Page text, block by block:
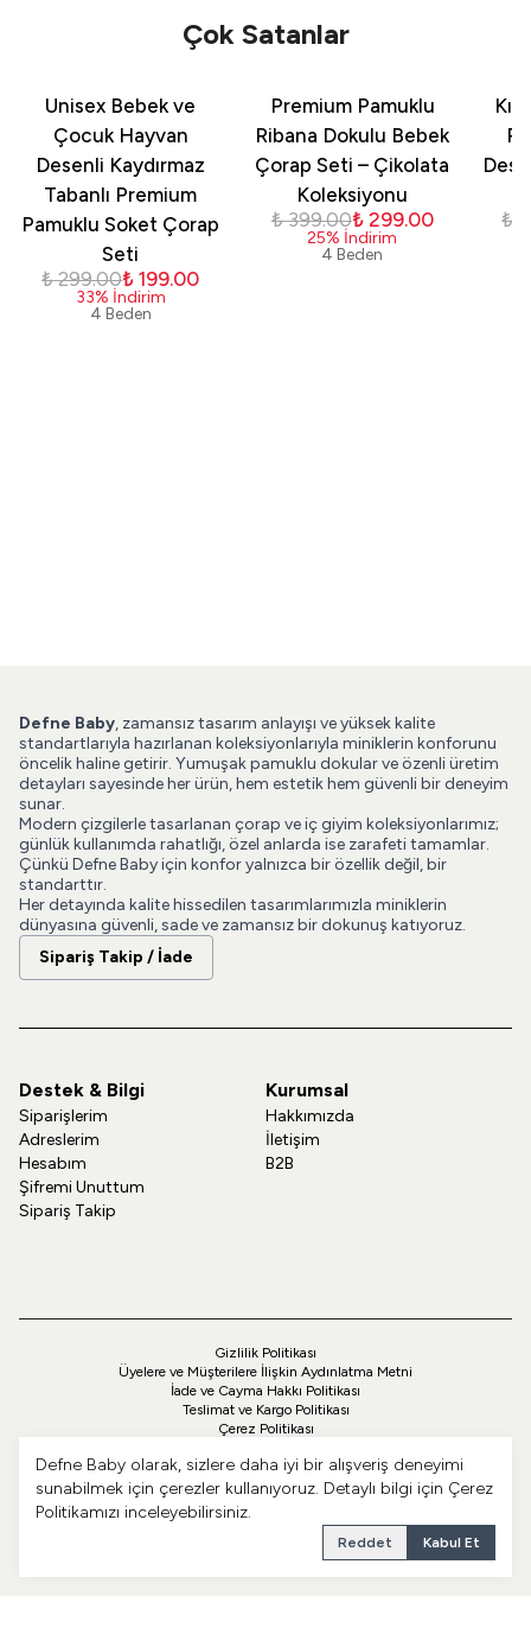
Defne Baby olarak, sizlere daha iyi bir alışveriş deneyimi
sunabilmek için çerezler kullanıyoruz. Detaylı bilgi için Çerez
Politikamızı inceleyebilirsiniz.
Reddet Kabul Et
Çok Satanlar
Unisex Bebek ve
Çocuk Hayvan
Desenli Kaydırmaz
Tabanlı Premium
Pamuklu Soket Çorap
Seti
₺ 299.00₺ 199.00
33% İndirim
4 Beden
Premium Pamuklu
Ribana Dokulu Bebek
Çorap Seti – Çikolata
Koleksiyonu
₺ 399.00₺ 299.00
25% İndirim
4 Beden
₺
Defne Baby, zamansız tasarım anlayışı ve yüksek kalite
standartlarıyla hazırlanan koleksiyonlarıyla miniklerin konforunu
öncelik haline getirir. Yumuşak pamuklu dokular ve özenli üretim
detayları sayesinde her ürün, hem estetik hem güvenli bir deneyim
sunar.
Modern çizgilerle tasarlanan çorap ve iç giyim koleksiyonlarımız;
günlük kullanımda rahatlığı, özel anlarda ise zarafeti tamamlar.
Çünkü Defne Baby için konfor yalnızca bir özellik değil, bir
standarttır.
Her detayında kalite hissedilen tasarımlarımızla miniklerin
dünyasına güvenli, sade ve zamansız bir dokunuş katıyoruz.
Sipariş Takip / İade
Destek & Bilgi
Siparişlerim
Adreslerim
Hesabım
Şifremi Unuttum
Sipariş Takip
Kurumsal
Hakkımızda
İletişim
B2B
Gizlilik Politikası
Üyelere ve Müşterilere İlişkin Aydınlatma Metni
İade ve Cayma Hakkı Politikası
Teslimat ve Kargo Politikası
Çerez Politikası
Ön Bilgilendirme Formu
Mesafeli Satış Sözleşmesi
| Reliefers Digital